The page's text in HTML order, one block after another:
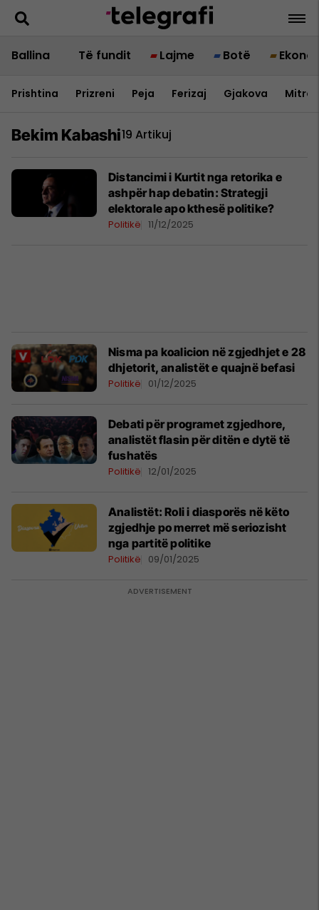
Ballina Të fundit Lajme Botë
Prishtina Prizreni Peja Ferizaj Gjakova
Bekim Kabashi19 Artikuj
Distancimi i Kurtit nga retorika e
ashpër hap debatin: Strategji
elektorale apo kthesë politike?
Politikë 11/12/2025
Nisma pa koalicion në zgjedhjet e 28
dhjetorit, analistët e quajnë befasi
Politikë 01/12/2025
Debati për programet zgjedhore,
analistët flasin për ditën e dytë të
fushatës
Politikë 12/01/2025
Analistët: Roli i diasporës në këto
zgjedhje po merret më seriozisht
nga partitë politike
Politikë 09/01/2025